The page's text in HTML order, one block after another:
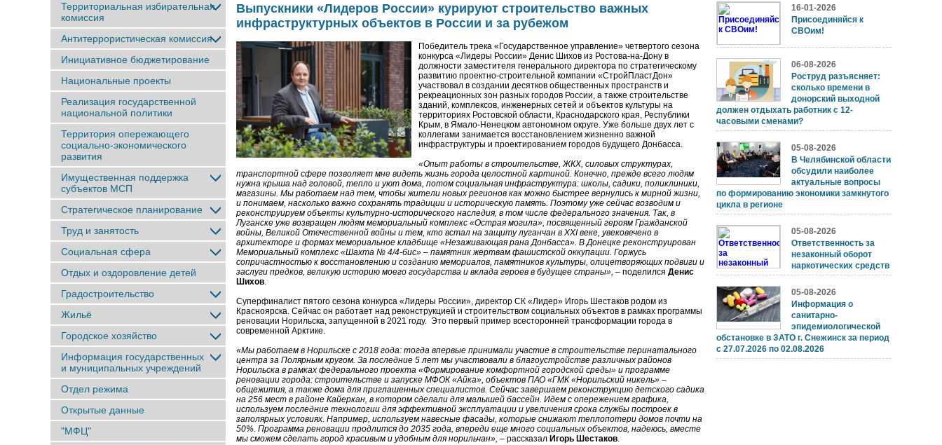
Территориальная избирательная
комиссия
Антитеррористическая комиссия
Инициативное бюджетирование
Национальные проекты
Реализация государственной
национальной политики
Территория опережающего
социально-экономического
развития
Имущественная поддержка
субъектов МСП
Стратегическое планирование
Труд и занятость
Социальная сфера
Отдых и оздоровление детей
Градостроительство
Жильё
Городское хозяйство
Информация государственных
и муниципальных учреждений
Отдел режима
Открытые данные
"МФЦ"
Выпускники «Лидеров России» курируют строительство важных
инфраструктурных объектов в России и за рубежом
Победитель трека «Государственное управление» четвертого сезона
конкурса «Лидеры России» Денис Шихов из Ростова-на-Дону в
должности заместителя генерального директора по стратегическому
развитию проектно-строительной компании «СтройПластДон»
участвовал в создании десятков общественных пространств и
рекреационных зон разных городов России, а также строительстве
зданий, комплексов, инженерных сетей и объектов культуры на
территориях Ростовской области, Краснодарского края, Республики
Крым, в Ямало-Ненецком автономном округе. Уже больше двух лет с
коллегами занимается восстановлением жизненно важной
инфраструктуры и проектированием городов будущего Донбасса.
«Опыт работы в строительстве, ЖКХ, силовых структурах,
транспортной сфере позволяет мне видеть жизнь города целостной картиной. Конечно, прежде всего людям
нужна крыша над головой, тепло и уют дома, потом социальная инфраструктура: школы, садики, поликлиники,
магазины. Мы работаем над тем, чтобы жители новых регионов как можно быстрее вернулись к мирной жизни,
и понимаем, насколько важно сохранять традиции и историческую память. Поэтому уже сейчас возводим и
реконструируем объекты культурно-исторического наследия, в том числе федерального значения. Так, в
Луганске уже возвращен людям мемориальный комплекс «Острая могила», посвященный героям Гражданской
войны, Великой Отечественной войны и тем, кто встал на защиту луганчан в XXI веке, увековечено в
архитекторе и формах мемориальное кладбище «Незаживающая рана Донбасса». В Донецке реконструирован
Мемориальный комплекс «Шахта № 4/4-бис» – памятник жертвам фашистской оккупации. Горжусь
сопричастностью к восстановлению и созданию мемориалов, памятников культуры, олицетворяющих подвиги и
заслуги предков, великую историю моего государства и вклада героев в будущее страны», – поделился Денис
Шихов.
Суперфиналист пятого сезона конкурса «Лидеры России», директор СК «Лидер» Игорь Шестаков родом из
Красноярска. Сейчас он работает над реконструкцией и строительством социальных объектов в рамках программы
реновации Норильска, запущенной в 2021 году. Это первый пример всесторонней трансформации города в
современной Арктике.
«Мы работаем в Норильске с 2018 года: тогда впервые принимали участие в строительстве перинатального
центра за Полярным кругом. За последние 5 лет мы участвовали в благоустройстве различных районов
Норильска в рамках федерального проекта «Формирование комфортной городской среды» и программе
реновации города: строительстве и запуске МФОК «Айка», объектов ПАО «ГМК «Норильский никель» –
общежития, а также дома для приглашенных специалистов. Сейчас завершаем реконструкцию детского садика
на 256 мест в районе Кайеркан, в котором сделали для малышей бассейн. Идем с опережением графика,
используем последние технологии для эффективной эксплуатации и увеличения срока службы построек в
заполярных условиях. Например, используем навесные фасады, которые снижают теплопотери домов почти на
50%. Программа реновации продлится до 2035 года, впереди еще много социальных объектов, надеюсь, вместе
мы сможем сделать город красивым и удобным для норильчан», – рассказал Игорь Шестаков.
16-01-2026
Присоединяйся к
СВОим!
06-08-2026
Роструд разъясняет:
сколько времени в
донорский выходной
должен отдыхать работник с 12-
часовыми сменами?
05-08-2026
В Челябинской области
обсудили наиболее
актуальные вопросы
по формированию экономики замкнутого
цикла в регионе
05-08-2026
Ответственность за
незаконный оборот
наркотических средств
05-08-2026
Информация о
санитарно-
эпидемиологической
обстановке в ЗАТО г. Снежинск за период
с 27.07.2026 по 02.08.2026